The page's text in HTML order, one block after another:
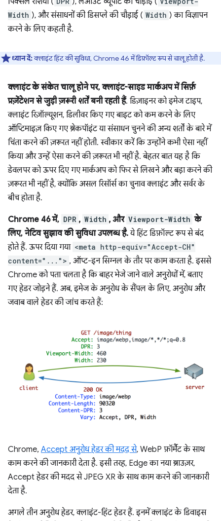
Width ), और संसाधनों की डिसप्ले की चौड़ाई ( Width ) का विज्ञापन
करने के लिए कहती है.
ध्यान दें:क्लाइंट हिंट की सुविधा, Chrome 46 में डिफ़ॉल्ट रूप से चालू होती है.
क्लाइंट के संकेत चालू होने पर, क्लाइंट-साइड मार्कअप में सिर्फ़
प्रज़ेंटेशन से जुड़ी ज़रूरी शर्तें बनी रहती हैं. डिज़ाइनर को इमेज टाइप,
क्लाइंट रिज़ॉल्यूशन, डिलीवर किए गए बाइट को कम करने के लिए
ऑप्टिमाइज़ किए गए ब्रेकपॉइंट या संसाधन चुनने की अन्य शर्तों के बारे में
चिंता करने की ज़रूरत नहीं होती. स्वीकार करें कि उन्होंने कभी ऐसा नहीं
किया और उन्हें ऐसा करने की ज़रूरत भी नहीं है. बेहतर बात यह है कि
डेवलपर को ऊपर दिए गए मार्कअप को फिर से लिखने और बड़ा करने की
ज़रूरत भी नहीं है, क्योंकि असल रिसॉर्स का चुनाव क्लाइंट और सर्वर के
बीच होता है.
Chrome 46 में, DPR , Width , और Viewport-Width के
लिए, नेटिव सुझाव की सुविधा उपलब्ध है.ये हिंट डिफ़ॉल्ट रूप से बंद
होते हैं. ऊपर दिया गया <meta http-equiv="Accept-CH"
content="..."> , ऑप्ट-इन सिग्नल के तौर पर काम करता है. इससे
Chrome को पता चलता है कि बाहर भेजे जाने वाले अनुरोधों में, बताए
गए हेडर जोड़ने हैं. अब, इमेज के अनुरोध के सैंपल के लिए, अनुरोध और
जवाब वाले हेडर की जांच करते हैं:
Chrome, Accept अनुरोध हेडर की मदद से, WebP फ़ॉर्मैट के साथ
काम करने की जानकारी देता है. इसी तरह, Edge का नया ब्राउज़र,
Accept हेडर की मदद से JPEG XR के साथ काम करने की जानकारी
देता है.
अगले तीन अनुरोध हेडर, क्लाइंट-हिंट हेडर हैं. इनमें क्लाइंट के डिवाइस